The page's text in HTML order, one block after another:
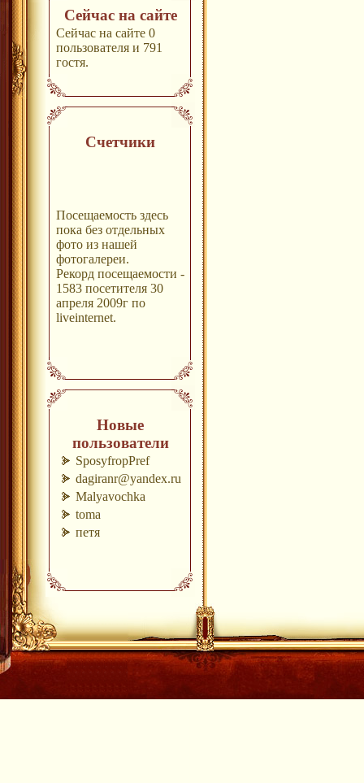
Сейчас на сайте
Сейчас на сайте 0
пользователя и 791
гостя.
Счетчики
Посещаемость здесь
пока без отдельных
фото из нашей
фотогалереи.
Рекорд посещаемости -
1583 посетителя 30
апреля 2009г по
liveinternet.
Новые
пользователи
SposyfropPref
dagiranr@yandex.ru
Malyavochka
toma
петя